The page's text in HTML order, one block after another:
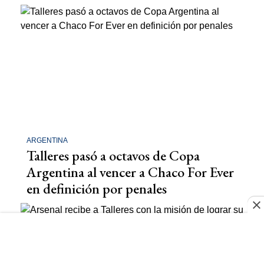
ARGENTINA
Talleres pasó a octavos de Copa
Argentina al vencer a Chaco For Ever
en definición por penales